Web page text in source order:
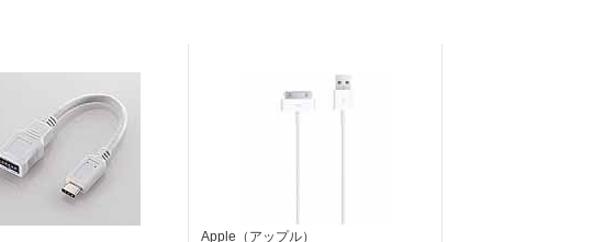
Apple（アップル）